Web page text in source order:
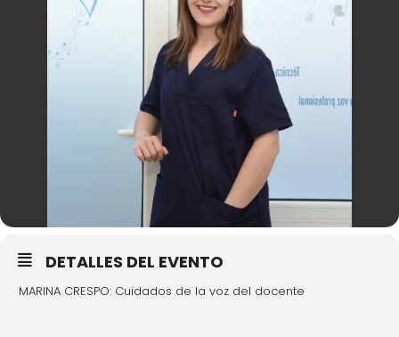
DETALLES DEL EVENTO
MARINA CRESPO: Cuidados de la voz del docente